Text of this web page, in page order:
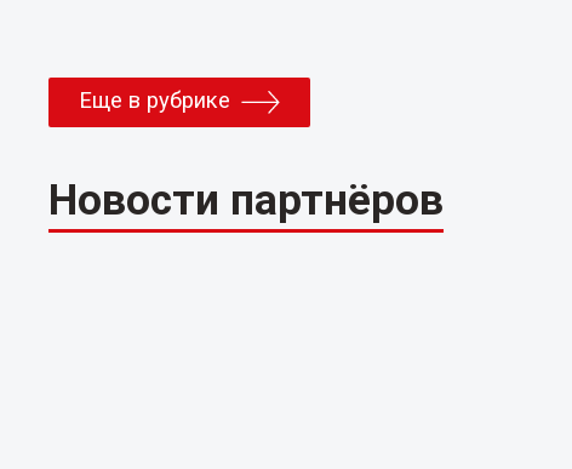
Еще в рубрике
Новости партнёров